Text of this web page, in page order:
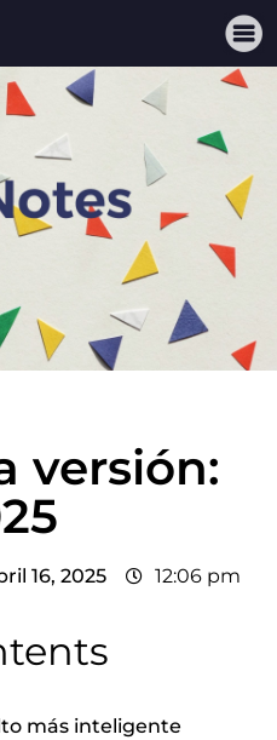
versión:
16, 2025 12:06 pm
más inteligente